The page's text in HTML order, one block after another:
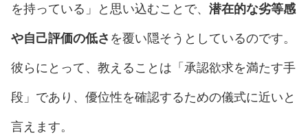
を持っている」と思い込むことで、 潜在的な劣等感
や自己評価の低さ を覆い隠そうとしているのです。
彼らにとって、教えることは「承認欲求を満たす手
段」であり、優位性を確認するための儀式に近いと
言えます。